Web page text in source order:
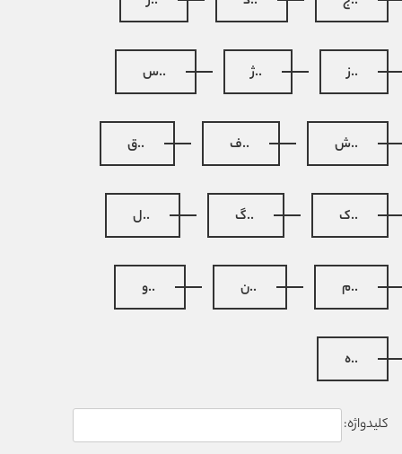
..ز ..ژ ..س
..ش ..ف ..ق
..ک ..گ ..ل
..م ..ن ..و
..ه
کلیدواژه: